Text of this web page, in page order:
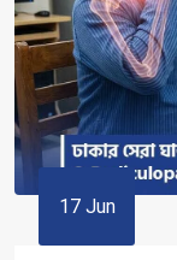
17 Jun